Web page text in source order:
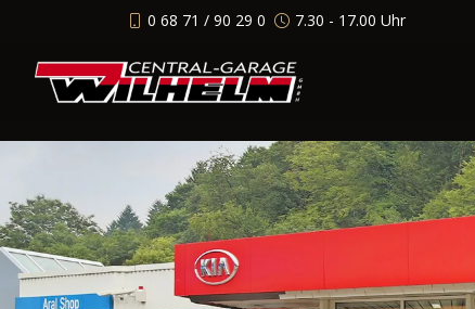
0 68 71 / 90 29 0 7.30 - 17.00 Uhr